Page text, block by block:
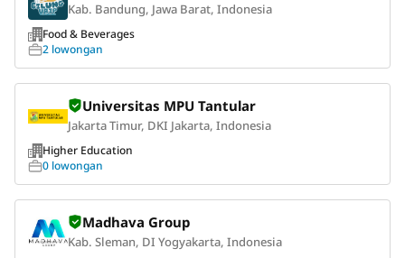
Kab. Bandung, Jawa Barat, Indonesia
Food & Beverages
2 lowongan
Universitas MPU Tantular
Jakarta Timur, DKI Jakarta, Indonesia
Higher Education
0 lowongan
Madhava Group
Kab. Sleman, DI Yogyakarta, Indonesia